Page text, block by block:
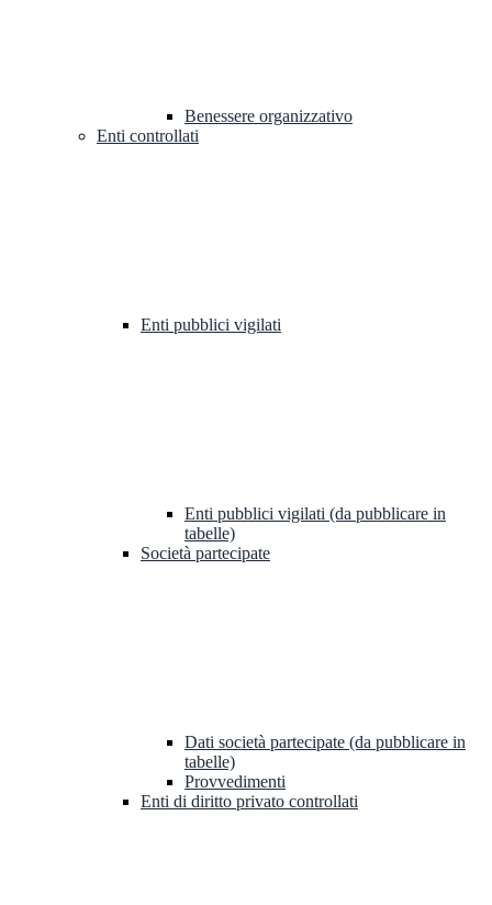
Benessere organizzativo
Enti controllati
Enti pubblici vigilati
Enti pubblici vigilati (da pubblicare in
tabelle)
Società partecipate
Dati società partecipate (da pubblicare in
tabelle)
Provvedimenti
Enti di diritto privato controllati